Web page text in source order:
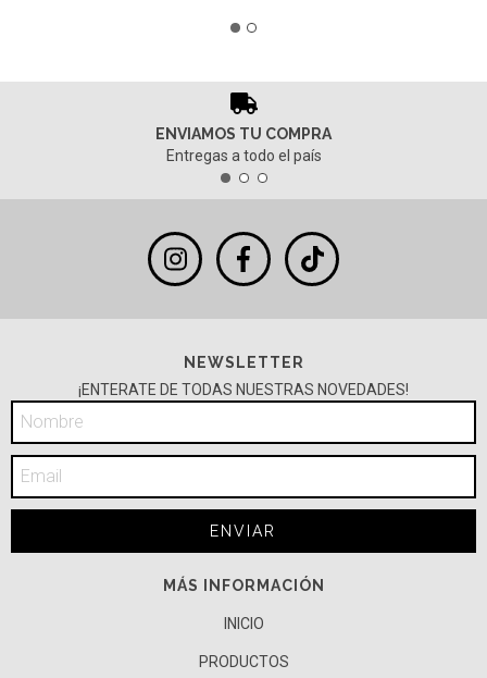
ENVIAMOS TU COMPRA
Entregas a todo el país
NEWSLETTER
¡ENTERATE DE TODAS NUESTRAS NOVEDADES!
MÁS INFORMACIÓN
INICIO
PRODUCTOS